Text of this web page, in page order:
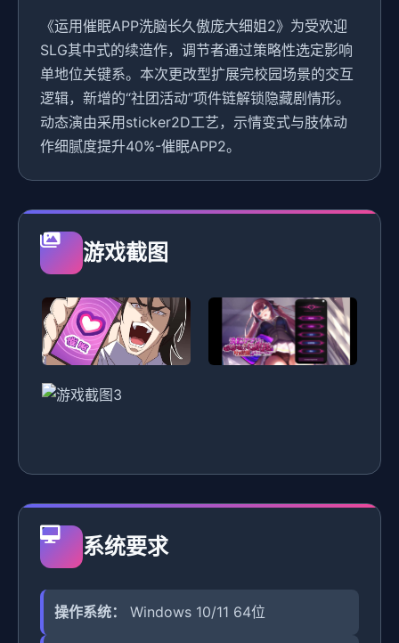
《运用催眠APP洗脑长久傲庞大细姐2》为受欢迎
SLG其中式的续造作，调节者通过策略性选定影响
单地位关键系。本次更改型扩展完校园场景的交互
逻辑，新增的“社团活动”项件链解锁隐藏剧情形。
动态演由采用sticker2D工艺，示情变式与肢体动
作细腻度提升40%-催眠APP2。
游戏截图
系统要求
操作系统： Windows 10/11 64位